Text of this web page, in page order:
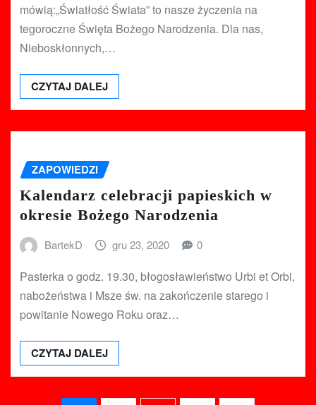
mówią:„Światłość Świata” to nasze życzenia na
tegoroczne Święta Bożego Narodzenia. Dla nas,
Nieboskłonnych,…
CZYTAJ DALEJ
ZAPOWIEDZI
Kalendarz celebracji papieskich w
okresie Bożego Narodzenia
BartekD gru 23, 2020 0
Pasterka o godz. 19.30, błogosławieństwo Urbi et Orbi,
nabożeństwa i Msze św. na zakończenie starego i
powitanie Nowego Roku oraz…
CZYTAJ DALEJ